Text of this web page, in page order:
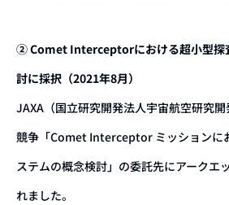
② Comet Interceptorにおける超小型探
討に採択（2021年8月）
JAXA（国立研究開発法人宇宙航空研究
競争「Comet Interceptor ミッションに
ステムの概念検討」の委託先にアークエ
れました。